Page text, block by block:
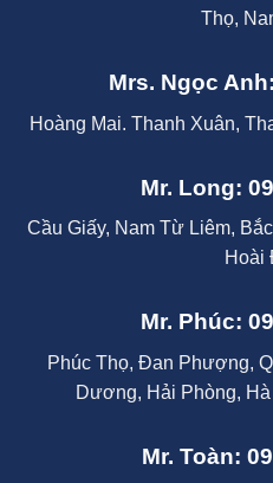
Thọ,
Mrs. Ngọc
Hoàng Mai. Thanh Xuân,
Mr. Long:
Cầu Giấy, Nam Từ Liêm,
Hoài
Mr. Phúc:
Phúc Thọ, Đan Phượng,
Dương, Hải Phòng,
Mr. Toàn: